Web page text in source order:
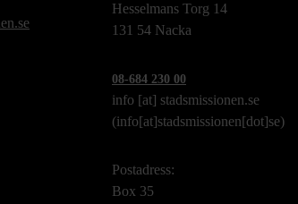
Hesselmans Torg 14
131 54 Nacka
08-684 230 00
info [at] stadsmissionen.se
(info[at]stadsmissionen[dot]se)
Postadress:
Box 35